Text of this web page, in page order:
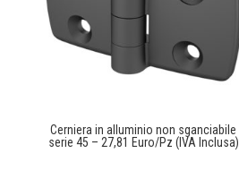
Cerniera in alluminio non sganciabile
serie 45 – 27,81 Euro/Pz (IVA Inclusa)